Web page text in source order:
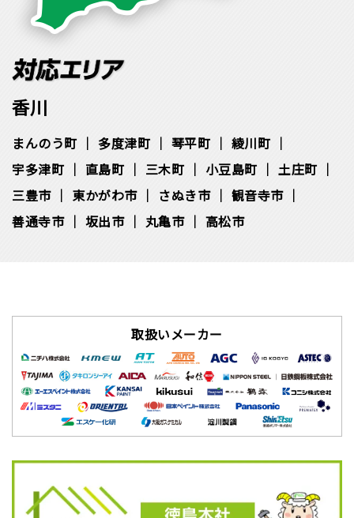
香川
まんのう町 多度津町 琴平町
綾川町
宇多津町
直島町 三木町 小豆島町
土庄町
三豊市
東かがわ市 さぬき市
観音寺市
善通寺市
坂出市 丸亀市 高松市
取扱いメーカー